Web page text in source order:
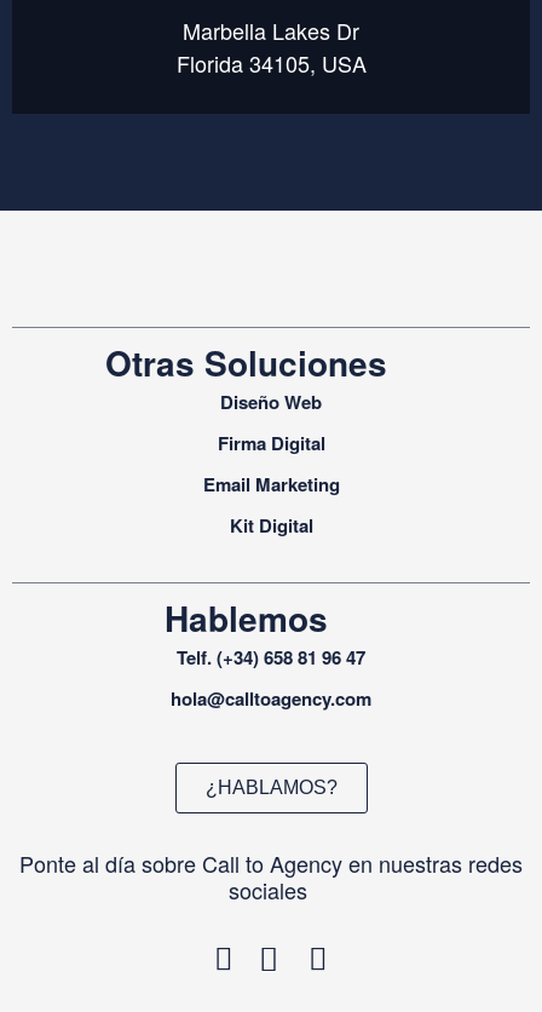
Marbella Lakes Dr
Florida 34105, USA
Otras Soluciones
Diseño Web
Firma Digital
Email Marketing
Kit Digital
Hablemos
Telf. (+34) 658 81 96 47
hola@calltoagency.com
¿HABLAMOS?
Ponte al día sobre Call to Agency en nuestras redes
sociales